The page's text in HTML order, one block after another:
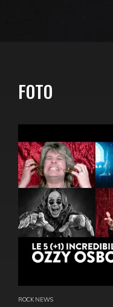
FOTO
ROCK NEWS